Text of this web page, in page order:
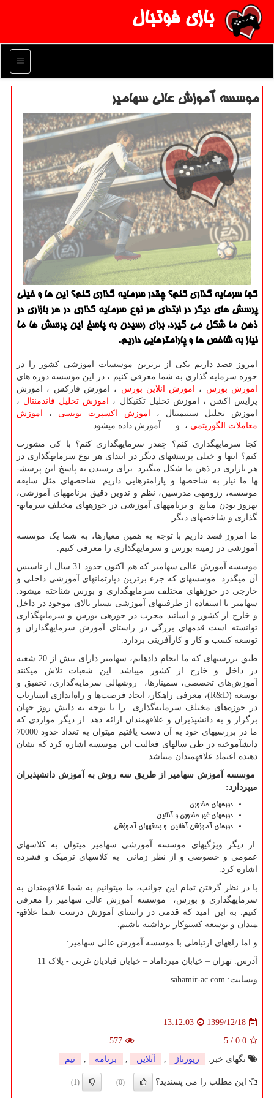
بازی فوتبال
منو
موسسه آموزش عالی سهامیر
كجا سرمایه گذاری كنم؟ چقدر سرمایه گذاری كنم؟ این ها و خیلی
پرسش های دیگر در ابتدای هر نوع سرمایه گذاری در هر بازاری در
ذهن ما شكل می گیرد. برای رسیدن به پاسخ این پرسش ها ما
نیاز به شاخص ها و پارامترهایی داریم.
امروز قصد داریم یکی از برترین موسسات اموزشی کشور را در
حوزه سرمایه گذاری به شما معرفی کنیم ، در این موسسه دوره های
اموزش بورس ، اموزش انلاین بورس ، اموزش فارکس ، اموزش
پرایس اکشن ، اموزش تحلیل تکنیکال ، اموزش تحلیل فاندمنتال ،
اموزش تحلیل سنتیمنتال ، اموزش اکسپرت نویسی ، اموزش
معاملات الگوریتمی ، و..... آموزش داده میشود .
کجا سرمایه­گذاری کنم؟ چقدر سرمایه­گذاری کنم؟ با کی مشورت
کنم؟ این­ها و خیلی پرسش­های دیگر در ابتدای هر نوع سرمایه­گذاری در
هر بازاری در ذهن ما شکل­ می­گیرد. برای رسیدن به پاسخ این پرسش­
ها ما نیاز به شاخص­ها و پارامترهایی داریم. شاخص­های مثل سابقه
موسسه، رزومه­ی مدرسین، نظم و تدوین دقیق برنامه­های آموزشی،
به­روز بودن منابع و برنامه­های آموزشی در حوزه­های مختلف سرمایه­
گذاری و شاخص­های دیگر.
ما امروز قصد داریم با توجه به همین معیارها، به شما یک موسسه
آموزشی در زمینه بورس و سرمایه­گذاری را معرفی کنیم.
موسسه آموزش عالی سهامیر که هم اکنون حدود 31 سال از تاسیس
آن می­گذرد. موسسه­ای که جزء برترین دپارتمان­های آموزشی داخلی و
خارجی در حوزه­های مختلف سرمایه­گذاری و بورس شناخته می­شود.
سهامیر با استفاده از ظرفیت­های­ آموزشی بسیار بالای موجود در داخل
و خارج از کشور و اساتید مجرب در حوزه­ی بورس و سرمایه­گذاری
توانسته است قدم­های بزرگی در راستای آموزش سرمایه­گذاران و
توسعه کسب و کار و کارآفرینی بردارد.
طبق بررسی­های که ما انجام داده­ایم، سهامیر دارای بیش از 20 شعبه
در داخل و خارج از کشور می­باشد. این شعبات تلاش می­کنند
آموزش‌های تخصصی، سمینارها، روش­هالی سرمایه‌گذاری، تحقیق و
توسعه (R&D)، معرفی راهکار، ایجاد فرصت‌ها و راه‌اندازی استارتاپ‌
در حوزه‌های مختلف سرمایه‌گذاری را با توجه به دانش روز جهان
برگزار و به دانش­پذیران و علاقه­مندان ارائه دهد. از دیگر مواردی که
ما در بررسی­های خود به آن دست یافتیم میتوان به تعداد حدود 70000
دانش­آموخته در طی سال­های فعالیت این موسسه اشاره کرد که نشان
دهنده اعتماد علاقه­مندان می­باشد.
موسسه آموزش سهامیر از طریق سه روش به آموزش دانش­پذیران
می­پردازد:
دوره­های حضوری
دوره­های غیر حضوری و آنلاین
دورهای آموزشی آفلاین و بسته­های آموزشی
از دیگر ویژگی­های موسسه آموزشی سهامیر می­توان به کلاس­های
عمومی و خصوصی و از نظر زمانی به کلاس­های ترمیک و فشرده
اشاره کرد.
با در نظر گرفتن تمام این جوانب، ما می­توانیم به شما علاقه­مندان به
سرمایه­گذاری و بورس، موسسه آموزش عالی سهامیر را معرفی
کنیم. به این امید که قدمی در راستای آموزش درست شما علاقه­
مندان و توسعه کسب­و­کار برداشته باشیم.
و اما راه­های ارتباطی با موسسه آموزش عالی سهامیر:
آدرس: تهران – خیابان میرداماد – خیابان قبادیان غربی - پلاک 11
وب­سایت: sahamir-ac.com
1399/12/18
13:12:03
0.0
/
5
577
تگهای خبر:
رپورتاژ , آنلاین , برنامه , تیم
این مطلب را می پسندید؟ (0)
(1)